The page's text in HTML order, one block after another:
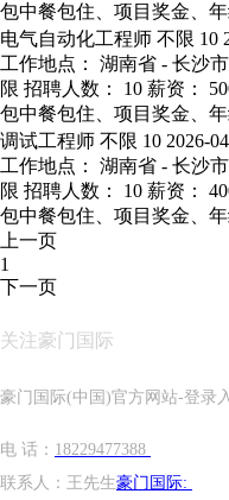
包中餐包住、项目奖金、
电气自动化工程师 不限 10
工作地点： 湖南省 - 长沙
限 招聘人数： 10 薪资：
包中餐包住、项目奖金、
调试工程师 不限 10 2026-
工作地点： 湖南省 - 长沙
限 招聘人数： 10 薪资：
包中餐包住、项目奖金、
上一页
1
下一页
关注豪门国际
豪门国际(中国)官方网站-登录
电 话： 18229477388
联系人：王先生豪门国际: